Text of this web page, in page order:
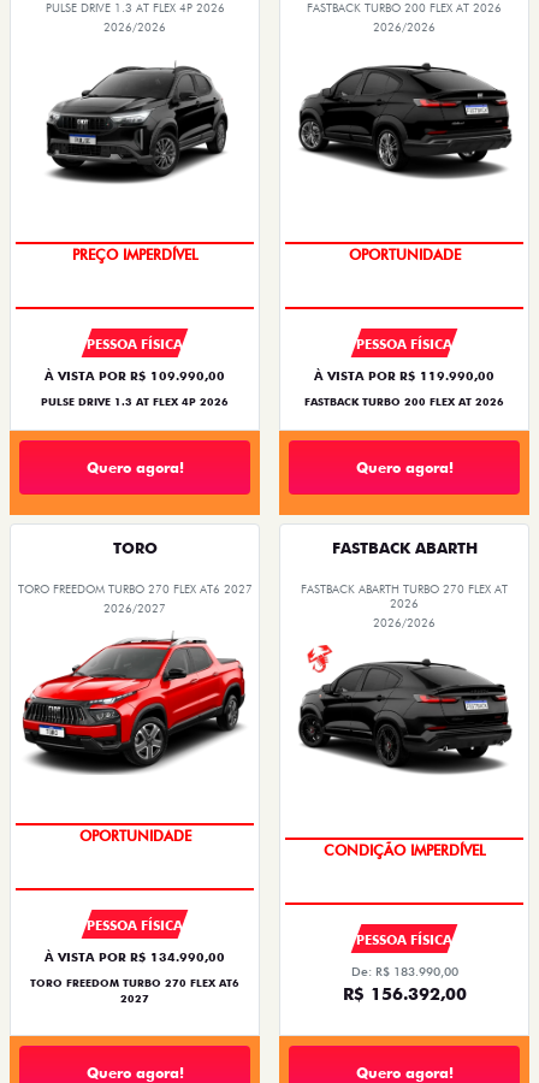
PULSE DRIVE 1.3 AT FLEX 4P 2026
2026/2026
PREÇO IMPERDÍVEL
PESSOA FÍSICA
À VISTA POR R$ 109.990,00
PULSE DRIVE 1.3 AT FLEX 4P 2026
Quero agora!
FASTBACK TURBO 200 FLEX AT 2026
2026/2026
OPORTUNIDADE
PESSOA FÍSICA
À VISTA POR R$ 119.990,00
FASTBACK TURBO 200 FLEX AT 2026
Quero agora!
TORO
TORO FREEDOM TURBO 270 FLEX AT6 2027
2026/2027
OPORTUNIDADE
PESSOA FÍSICA
À VISTA POR R$ 134.990,00
TORO FREEDOM TURBO 270 FLEX AT6
2027
Quero agora!
FASTBACK ABARTH
FASTBACK ABARTH TURBO 270 FLEX AT
2026
2026/2026
CONDIÇÃO IMPERDÍVEL
PESSOA FÍSICA
De: R$ 183.990,00
R$ 156.392,00
Quero agora!